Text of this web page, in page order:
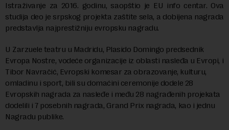
Istraživanje za 2016. godinu, saopštio je EU info centar. Ova
studija deo je srpskog projekta zaštite sela, a dobijena nagrada
predstavlja najprestižniju evropsku nagradu.
U Zarzuele teatru u Madridu, Plasido Domingo predsednik
Evropa Nostre, vodeće organizacije iz oblasti nasleđa u Evropi, i
Tibor Navračić, Evropski komesar za obrazovanje, kulturu,
omladinu i sport, bili su domaćini ceremonije dodele 28
Evropskih nagrada za nasleđe i među 28 nagrađenih projekata
dodelili i 7 posebnih nagrada, Grand Prix nagrada, kao i jednu
Nagradu publike.